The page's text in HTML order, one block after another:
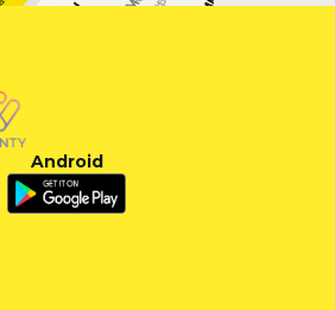
Android